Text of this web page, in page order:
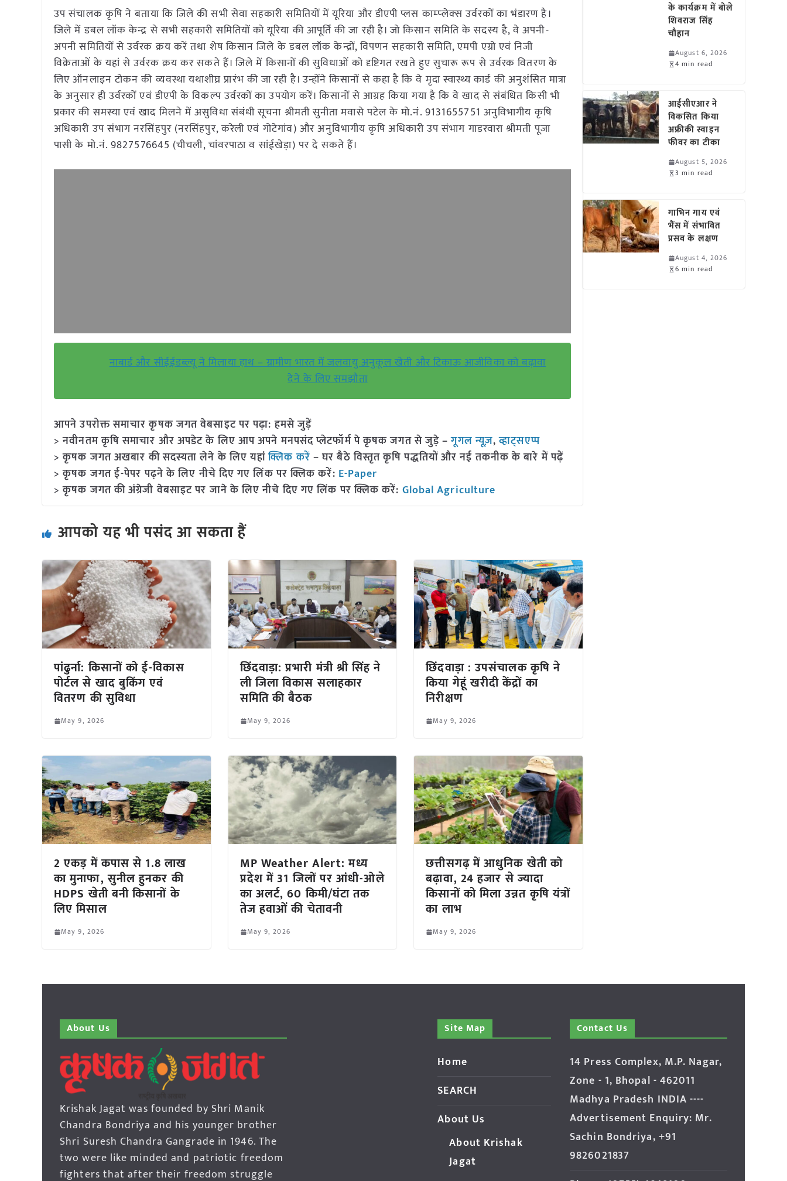
उप संचालक कृषि ने बताया कि जिले की सभी सेवा सहकारी समितियों में यूरिया और डीएपी प्लस काम्‍प्‍लेक्‍स उर्वरकों का भंडारण है।
जिले में डबल लॉक केन्द्र से सभी सहकारी समितियों को यूरिया की आपूर्ति की जा रही है। जो किसान समिति के सदस्य है, वे अपनी-
अपनी समितियों से उर्वरक क्रय करें तथा शेष किसान जिले के डबल लॉक केन्द्रों, विपणन सहकारी समिति, एमपी एग्रो एवं निजी
विक्रेताओं के यहां से उर्वरक क्रय कर सकते हैं। जिले में किसानों की सुविधाओं को दृष्टिगत रखते हुए सुचारू रूप से उर्वरक वितरण के
लिए ऑनलाइन टोकन की व्यवस्था यथाशीघ्र प्रारंभ की जा रही है। उन्होंने किसानों से कहा है कि वे मृदा स्वास्थ्य कार्ड की अनुशंसित मात्रा
के अनुसार ही उर्वरकों एवं डीएपी के विकल्प उर्वरकों का उपयोग करें। किसानों से आग्रह किया गया है कि वे खाद से संबंधित किसी भी
प्रकार की समस्या एवं खाद मिलने में असुविधा संबंधी सूचना श्रीमती सुनीता मवासे पटेल के मो.नं. 9131655751 अनुविभागीय कृषि
अधिकारी उप संभाग नरसिंहपुर (नरसिंहपुर, करेली एवं गोटेगांव) और अनुविभागीय कृषि अधिकारी उप संभाग गाडरवारा श्रीमती पूजा
पासी के मो.नं. 9827576645 (चीचली, चांवरपाठा व सांईखेड़ा) पर दे सकते हैं।
नाबार्ड और सीईईडब्ल्यू ने मिलाया हाथ – ग्रामीण भारत में जलवायु अनुकूल खेती और टिकाऊ आजीविका को बढ़ावा
देने के लिए समझौता
आपने उपरोक्त समाचार कृषक जगत वेबसाइट पर पढ़ा: हमसे जुड़ें
> नवीनतम कृषि समाचार और अपडेट के लिए आप अपने मनपसंद प्लेटफॉर्म पे कृषक जगत से जुड़े –गूगल न्यूज़,व्हाट्सएप्प
> कृषक जगत अखबार की सदस्यता लेने के लिए यहांक्लिक करें – घर बैठे विस्तृत कृषि पद्धतियों और नई तकनीक के बारे में पढ़ें
> कृषक जगत ई-पेपर पढ़ने के लिए नीचे दिए गए लिंक पर क्लिक करें: E-Paper
> कृषक जगत की अंग्रेजी वेबसाइट पर जाने के लिए नीचे दिए गए लिंक पर क्लिक करें: Global Agriculture
आपको यह भी पसंद आ सकता हैं
पांढुर्ना: किसानों को ई-विकास
पोर्टल से खाद बुकिंग एवं
वितरण की सुविधा
May 9, 2026
छिंदवाड़ा: प्रभारी मंत्री श्री सिंह ने
ली जिला विकास सलाहकार
समिति की बैठक
May 9, 2026
छिंदवाड़ा : उपसंचालक कृषि ने
किया गेहूं खरीदी केंद्रों का
निरीक्षण
May 9, 2026
2 एकड़ में कपास से 1.8 लाख
का मुनाफा, सुनील हुनकर की
HDPS खेती बनी किसानों के
लिए मिसाल
May 9, 2026
MP Weather Alert: मध्य
प्रदेश में 31 जिलों पर आंधी-ओले
का अलर्ट, 60 किमी/घंटा तक
तेज हवाओं की चेतावनी
May 9, 2026
छत्तीसगढ़ में आधुनिक खेती को
बढ़ावा, 24 हजार से ज्यादा
किसानों को मिला उन्नत कृषि यंत्रों
का लाभ
May 9, 2026
के कार्यक्रम में बोले
शिवराज सिंह
चौहान
August 6, 2026
4 min read
आईसीएआर ने
विकसित किया
अफ्रीकी स्वाइन
फीवर का टीका
August 5, 2026
3 min read
गाभिन गाय एवं
भैंस में संभावित
प्रसव के लक्षण
August 4, 2026
6 min read
About Us
Krishak Jagat was founded by Shri Manik
Chandra Bondriya and his younger brother
Shri Suresh Chandra Gangrade in 1946. The
two were like minded and patriotic freedom
fighters that after their freedom struggle
Site Map
Home
SEARCH
About Us
About Krishak
Jagat
Contact Us
14 Press Complex, M.P. Nagar,
Zone - 1, Bhopal - 462011
Madhya Pradesh INDIA ----
Advertisement Enquiry: Mr.
Sachin Bondriya, +91
9826021837